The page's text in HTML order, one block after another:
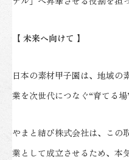
【 未来へ向けて 】
日本の素材甲子園は、地域の
業を次世代につなぐ“育てる場
やまと結び株式会社は、この
業として成立させるため、本